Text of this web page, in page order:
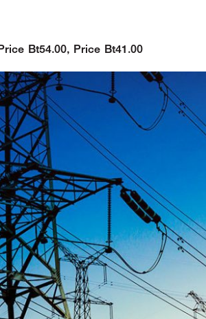
Bt54.00, Price Bt41.00